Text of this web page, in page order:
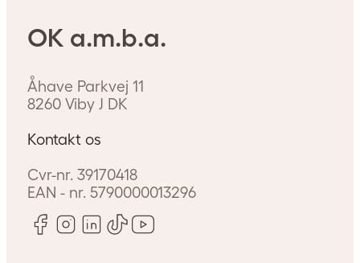
OK a.m.b.a.
Åhave Parkvej 11
8260 Viby J DK
Kontakt os
Cvr-nr. 39170418
EAN - nr.5790000013296